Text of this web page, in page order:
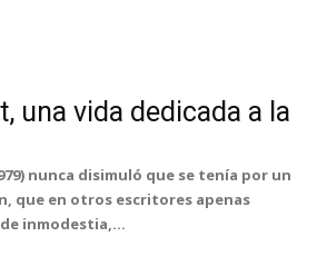
una vida dedicada a la
nunca disimuló que se tenía por un
que en otros escritores apenas
inmodestia,...